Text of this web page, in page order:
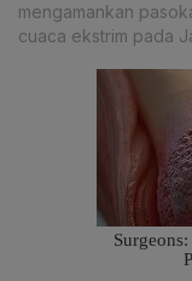
mengamankan
cuaca ekstrim pada